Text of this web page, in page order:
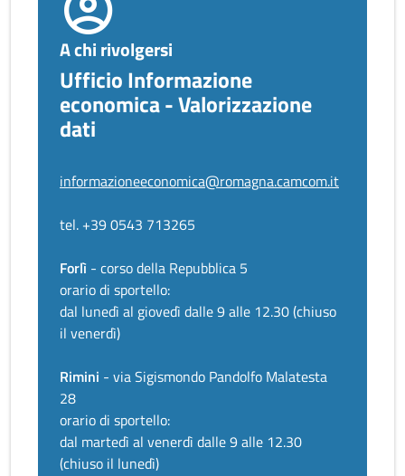
A chi rivolgersi
Ufficio Informazione
economica - Valorizzazione
dati
informazioneeconomica@romagna.camcom.it
tel. +39 0543 713265
Forlì - corso della Repubblica 5
orario di sportello:
dal lunedì al giovedì dalle 9 alle 12.30 (chiuso
il venerdì)
Rimini - via Sigismondo Pandolfo Malatesta
28
orario di sportello:
dal martedì al venerdì dalle 9 alle 12.30
(chiuso il lunedì)